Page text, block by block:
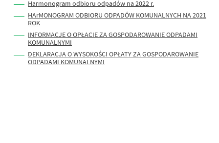
Harmonogram odbioru odpadów na 2022 r.
HArMONOGRAM ODBIORU ODPADÓW KOMUNALNYCH NA 2021
ROK
INFORMACJE O OPŁACIE ZA GOSPODAROWANIE ODPADAMI
KOMUNALNYMI
DEKLARACJA O WYSOKOŚCI OPŁATY ZA GOSPODAROWANIE
ODPADAMI KOMUNALNYMI